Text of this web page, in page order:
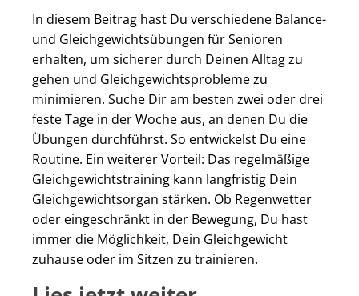
In diesem Beitrag hast Du verschiedene Balance-
und Gleichgewichtsübungen für Senioren
erhalten, um sicherer durch Deinen Alltag zu
gehen und Gleichgewichtsprobleme zu
minimieren. Suche Dir am besten zwei oder drei
feste Tage in der Woche aus, an denen Du die
Übungen durchführst. So entwickelst Du eine
Routine. Ein weiterer Vorteil: Das regelmäßige
Gleichgewichtstraining kann langfristig Dein
Gleichgewichtsorgan stärken. Ob Regenwetter
oder eingeschränkt in der Bewegung, Du hast
immer die Möglichkeit, Dein Gleichgewicht
zuhause oder im Sitzen zu trainieren.